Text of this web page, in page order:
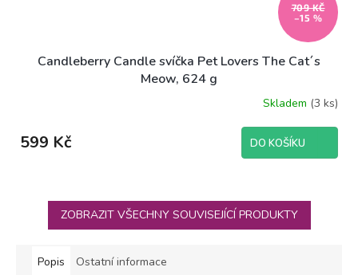
709 KČ
–15 %
Candleberry Candle svíčka Pet Lovers The Cat´s
Meow, 624 g
Skladem (3 ks)
599 Kč DO KOŠÍKU
ZOBRAZIT VŠECHNY SOUVISEJÍCÍ PRODUKTY
Popis Ostatní informace